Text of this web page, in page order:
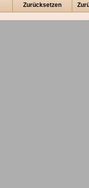
Zurücksetzen